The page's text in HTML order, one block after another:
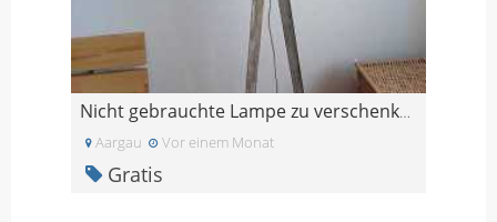
Nicht gebrauchte Lampe zu verschenken
Aargau Vor einem Monat
Gratis